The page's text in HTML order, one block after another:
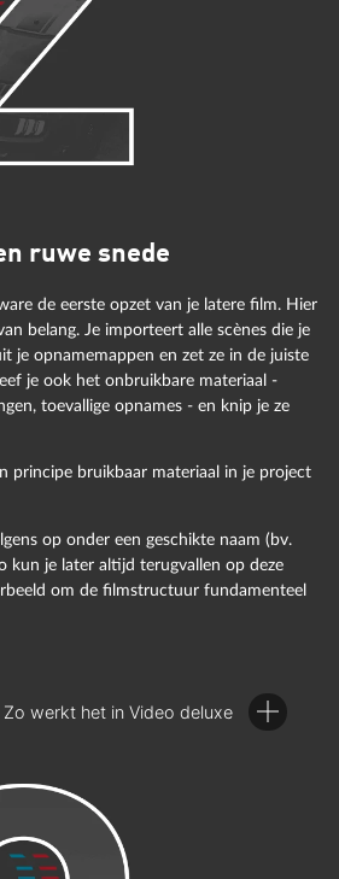
kunnen de meeste werkstappen net
deluxe
In deze weergave kunnen de
worden geïmporteerd,
tot een film
de Mediapool beschikbaar.
drag & drop de bestanden die je wilt
onderkant van het storyboard.
ruwe snede
de eerste opzet van je latere film. Hier
belang. Je importeert alle scènes die je
je opnamemappen en zet ze in de juiste
je ook het onbruikbare materiaal -
toevallige opnames - en knip je ze
principe bruikbaar materiaal in je project
op onder een geschikte naam (bv.
kun je later altijd terugvallen op deze
om de filmstructuur fundamenteel
Zo werkt het in Video deluxe